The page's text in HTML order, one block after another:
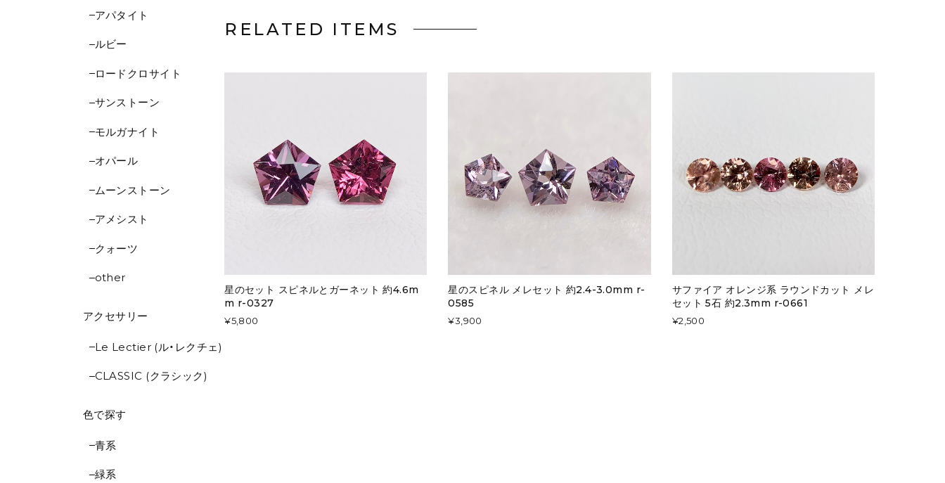
アパタイト
ルビー
ロードクロサイト
サンストーン
モルガナイト
オパール
ムーンストーン
アメシスト
クォーツ
other
アクセサリー
Le Lectier (ル・レクチェ)
CLASSIC (クラシック)
色で探す
青系
緑系
RELATED ITEMS
星のセット スピネルとガーネット 約4.6m
m r-0327
¥5,800
星のスピネル メレセット 約2.4-3.0mm r-
0585
¥3,900
サファイア オレンジ系 ラウンドカット メレ
セット 5石 約2.3mm r-0661
¥2,500